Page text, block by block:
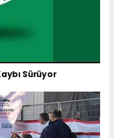
Sürüyor